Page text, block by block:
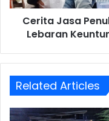
Bisa
Sampai
Cerita Jasa
Lebaran
Related Articles